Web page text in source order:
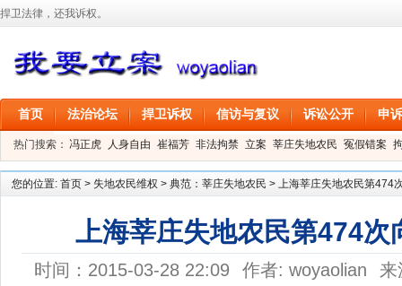
捍卫法律，还我诉权。
首页 法治论坛 捍卫诉权 信访与复议 诉讼公开 申
热门搜索： 冯正虎 人身自由 崔福芳 非法拘禁 立案 莘庄失地农民 冤假错案
叶剑 刑事拘留 信息公开 叶桂香
您的位置: 首页 > 失地农民维权 > 典范：莘庄失地农民 > 上海莘庄失地农民第474
上海莘庄失地农民第474次
时间：2015-03-28 22:09 作者: woyaolian